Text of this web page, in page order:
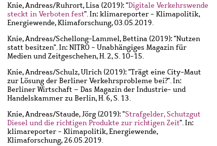
Knie, Andreas/Ruhrort, Lisa (2019): "Digitale Verkehrswende
steckt in Verboten fest". In: klimareporter - Klimapolitik,
Energiewende, Klimaforschung, 03.05.2019.
Knie, Andreas/Schellong-Lammel, Bettina (2019): "Nutzen
statt besitzen". In: NITRO - Unabhängiges Magazin für
Medien und Zeitgeschehen, H. 2, S. 10-15.
Knie, Andreas/Schulz, Ulrich (2019): "Trägt eine City-Maut
zur Lösung der Berliner Verkehrsprobleme bei?". In:
Berliner Wirtschaft – Das Magazin der Industrie- und
Handelskammer zu Berlin, H. 6, S. 13.
Knie, Andreas/Staude, Jörg (2019): "Strafgelder, Schutzgut
Diesel und die richtigen Produkte zur richtigen Zeit". In:
klimareporter - Klimapolitik, Energiewende,
Klimaforschung, 26.05.2019.